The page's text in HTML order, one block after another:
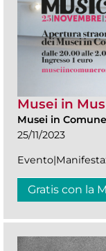
Musei in
Musei in Comune
25/11/2023
Gratis con la